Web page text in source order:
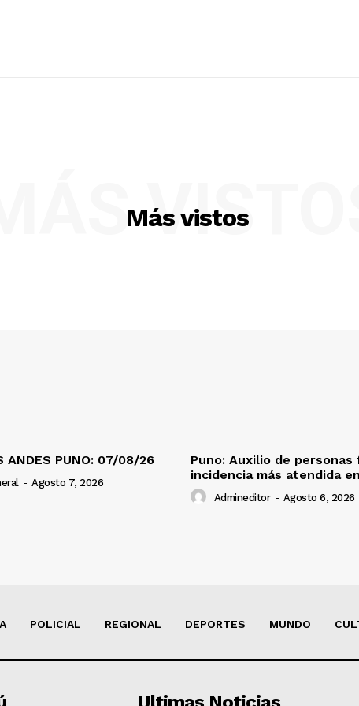
Más vistos
MÁS
ANDES PUNO: 07/08/26
- Agosto 7, 2026
Puno: Auxilio de personas
incidencia más atendida
Admineditor - Agosto 6, 2026
POLICIAL REGIONAL DEPORTES MUNDO